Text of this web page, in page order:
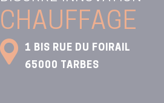
CHAUFFAGE
1 BIS RUE DU FOIRAIL
65000
TARBES